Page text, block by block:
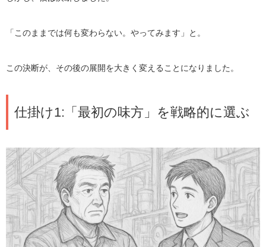
「このままでは何も変わらない。やってみます」と。
この決断が、その後の展開を大きく変えることになりました。
仕掛け1:「最初の味方」を戦略的に選ぶ